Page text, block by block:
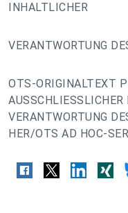
INHALTLICHER
VERANTWORTUNG
OTS-ORIGINALTEXT
VERANTWORTUNG
HER/OTS AD HOC-